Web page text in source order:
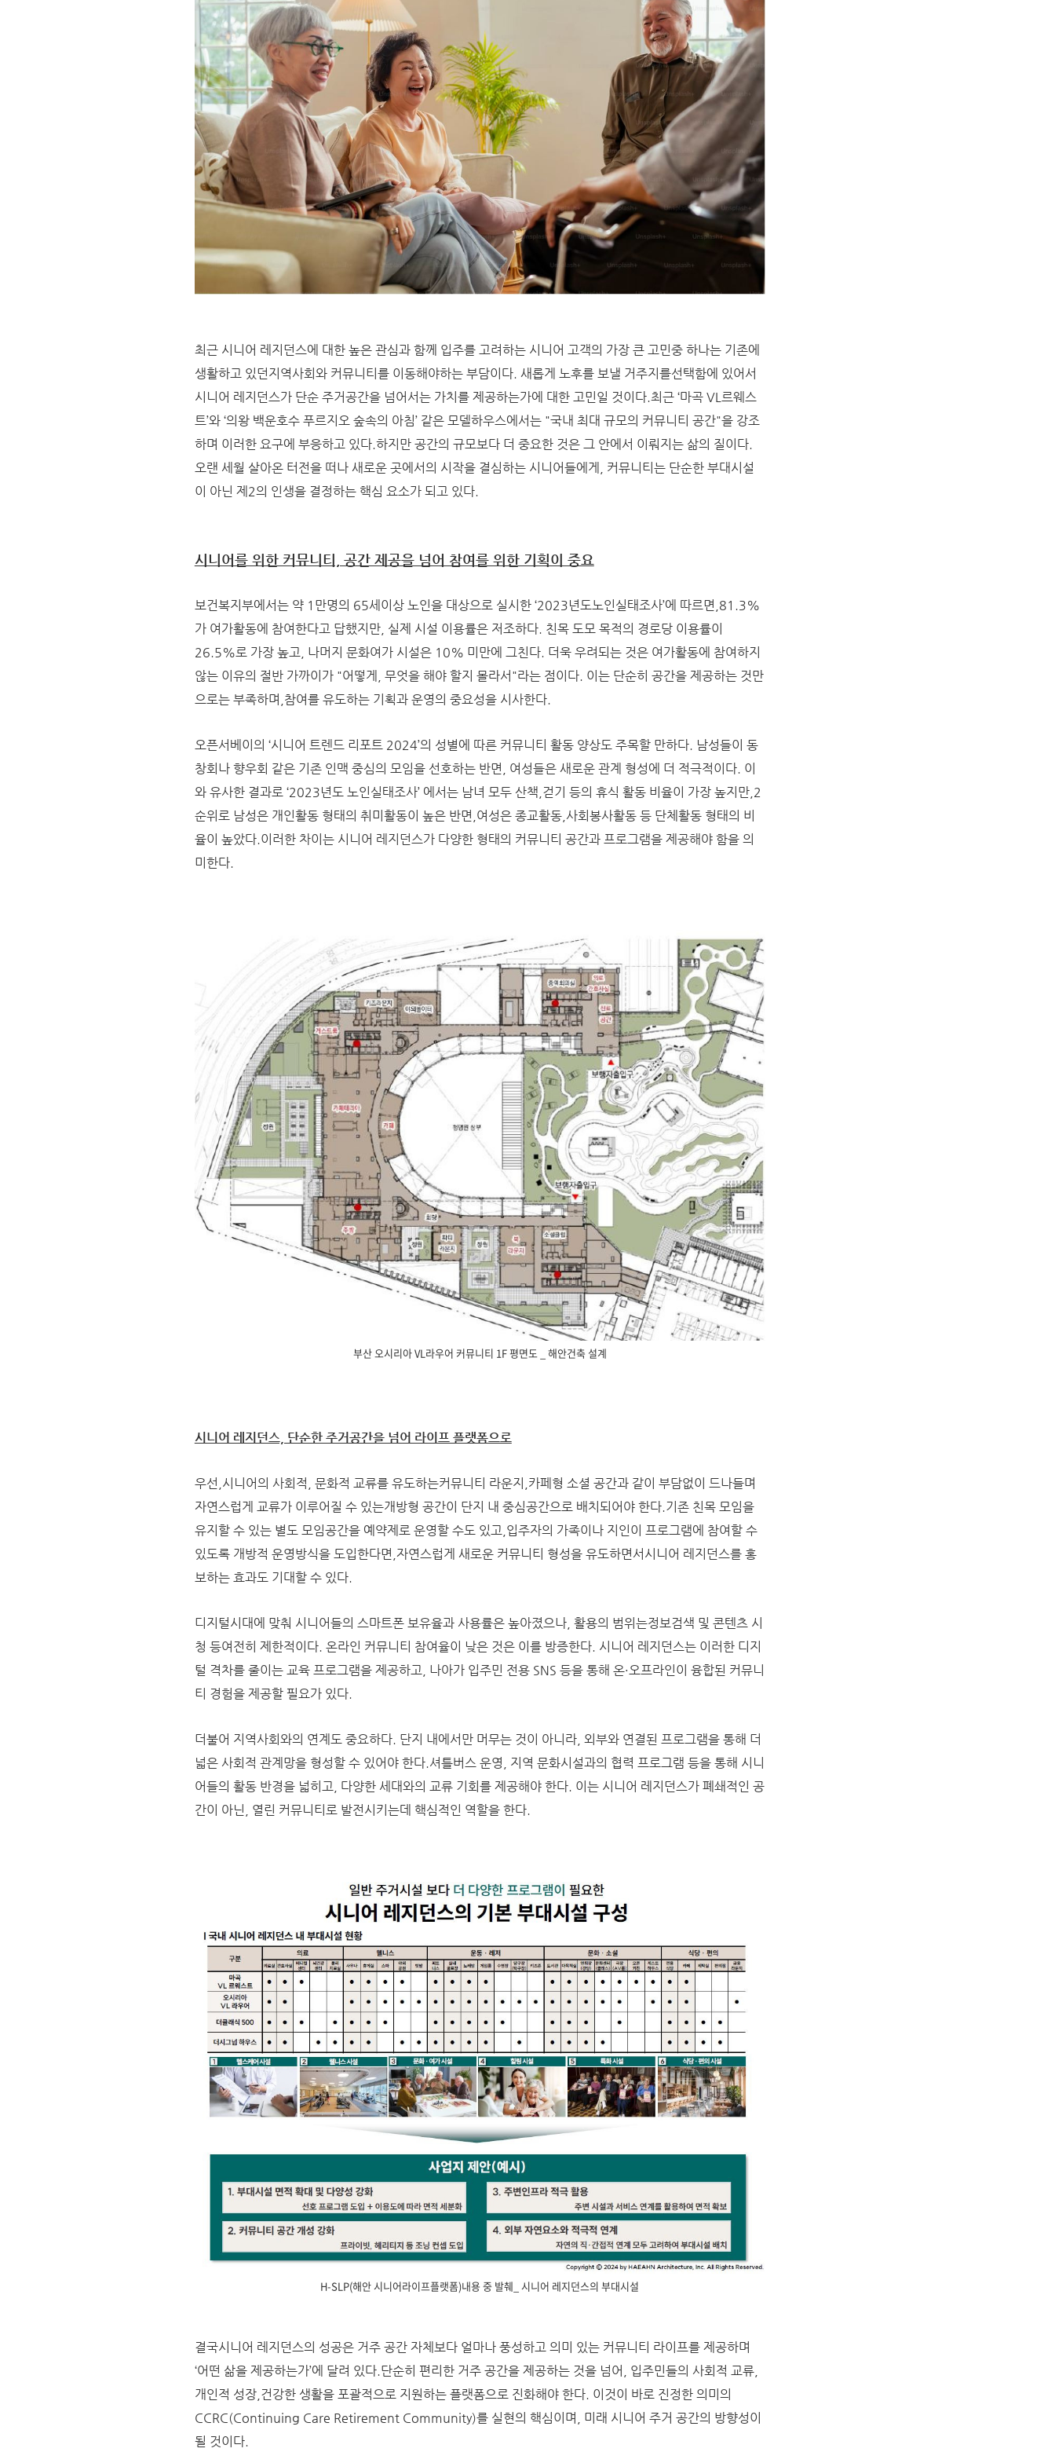
최근 시니어 레지던스에 대한 높은 관심과 함께 입주를 고려하는 시니어 고객의 가장 큰 고민중 하나는 기존에
생활하고 있던지역사회와 커뮤니티를 이동해야하는 부담이다. 새롭게 노후를 보낼 거주지를선택함에 있어서
시니어 레지던스가 단순 주거공간을 넘어서는 가치를 제공하는가에 대한 고민일 것이다.최근 ‘마곡 VL르웨스
트’와 ‘의왕 백운호수 푸르지오 숲속의 아침’ 같은 모델하우스에서는 "국내 최대 규모의 커뮤니티 공간"을 강조
하며 이러한 요구에 부응하고 있다.하지만 공간의 규모보다 더 중요한 것은 그 안에서 이뤄지는 삶의 질이다.
오랜 세월 살아온 터전을 떠나 새로운 곳에서의 시작을 결심하는 시니어들에게, 커뮤니티는 단순한 부대시설
이 아닌 제2의 인생을 결정하는 핵심 요소가 되고 있다.
시니어를 위한 커뮤니티, 공간 제공을 넘어 참여를 위한 기획이 중요
보건복지부에서는 약 1만명의 65세이상 노인을 대상으로 실시한 ‘2023년도노인실태조사’에 따르면,81.3%
가 여가활동에 참여한다고 답했지만, 실제 시설 이용률은 저조하다. 친목 도모 목적의 경로당 이용률이
26.5%로 가장 높고, 나머지 문화여가 시설은 10% 미만에 그친다. 더욱 우려되는 것은 여가활동에 참여하지
않는 이유의 절반 가까이가 "어떻게, 무엇을 해야 할지 몰라서"라는 점이다. 이는 단순히 공간을 제공하는 것만
으로는 부족하며,참여를 유도하는 기획과 운영의 중요성을 시사한다.
오픈서베이의 ‘시니어 트렌드 리포트 2024’의 성별에 따른 커뮤니티 활동 양상도 주목할 만하다. 남성들이 동
창회나 향우회 같은 기존 인맥 중심의 모임을 선호하는 반면, 여성들은 새로운 관계 형성에 더 적극적이다. 이
와 유사한 결과로 ‘2023년도 노인실태조사’ 에서는 남녀 모두 산책,걷기 등의 휴식 활동 비율이 가장 높지만,2
순위로 남성은 개인활동 형태의 취미활동이 높은 반면,여성은 종교활동,사회봉사활동 등 단체활동 형태의 비
율이 높았다.이러한 차이는 시니어 레지던스가 다양한 형태의 커뮤니티 공간과 프로그램을 제공해야 함을 의
미한다.
부산 오시리아 VL라우어 커뮤니티 1F 평면도 _ 해안건축 설계
시니어 레지던스, 단순한 주거공간을 넘어 라이프 플랫폼으로
우선,시니어의 사회적, 문화적 교류를 유도하는커뮤니티 라운지,카페형 소셜 공간과 같이 부담없이 드나들며
자연스럽게 교류가 이루어질 수 있는개방형 공간이 단지 내 중심공간으로 배치되어야 한다.기존 친목 모임을
유지할 수 있는 별도 모임공간을 예약제로 운영할 수도 있고,입주자의 가족이나 지인이 프로그램에 참여할 수
있도록 개방적 운영방식을 도입한다면,자연스럽게 새로운 커뮤니티 형성을 유도하면서시니어 레지던스를 홍
보하는 효과도 기대할 수 있다.
디지털시대에 맞춰 시니어들의 스마트폰 보유율과 사용률은 높아졌으나, 활용의 범위는정보검색 및 콘텐츠 시
청 등여전히 제한적이다. 온라인 커뮤니티 참여율이 낮은 것은 이를 방증한다. 시니어 레지던스는 이러한 디지
털 격차를 줄이는 교육 프로그램을 제공하고, 나아가 입주민 전용 SNS 등을 통해 온·오프라인이 융합된 커뮤니
티 경험을 제공할 필요가 있다.
더불어 지역사회와의 연계도 중요하다. 단지 내에서만 머무는 것이 아니라, 외부와 연결된 프로그램을 통해 더
넓은 사회적 관계망을 형성할 수 있어야 한다.셔틀버스 운영, 지역 문화시설과의 협력 프로그램 등을 통해 시니
어들의 활동 반경을 넓히고, 다양한 세대와의 교류 기회를 제공해야 한다. 이는 시니어 레지던스가 폐쇄적인 공
간이 아닌, 열린 커뮤니티로 발전시키는데 핵심적인 역할을 한다.
H-SLP(해안 시니어라이프플랫폼)내용 중 발췌_ 시니어 레지던스의 부대시설
결국시니어 레지던스의 성공은 거주 공간 자체보다 얼마나 풍성하고 의미 있는 커뮤니티 라이프를 제공하며
‘어떤 삶을 제공하는가’에 달려 있다.단순히 편리한 거주 공간을 제공하는 것을 넘어, 입주민들의 사회적 교류,
개인적 성장,건강한 생활을 포괄적으로 지원하는 플랫폼으로 진화해야 한다. 이것이 바로 진정한 의미의
CCRC(Continuing Care Retirement Community)를 실현의 핵심이며, 미래 시니어 주거 공간의 방향성이
될 것이다.